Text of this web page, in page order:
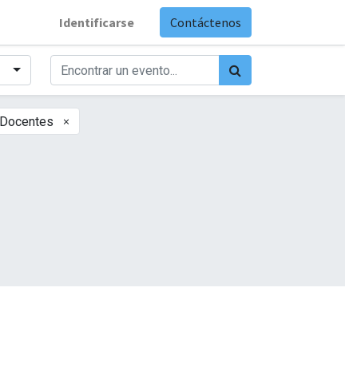
Identificarse Contáctenos
×